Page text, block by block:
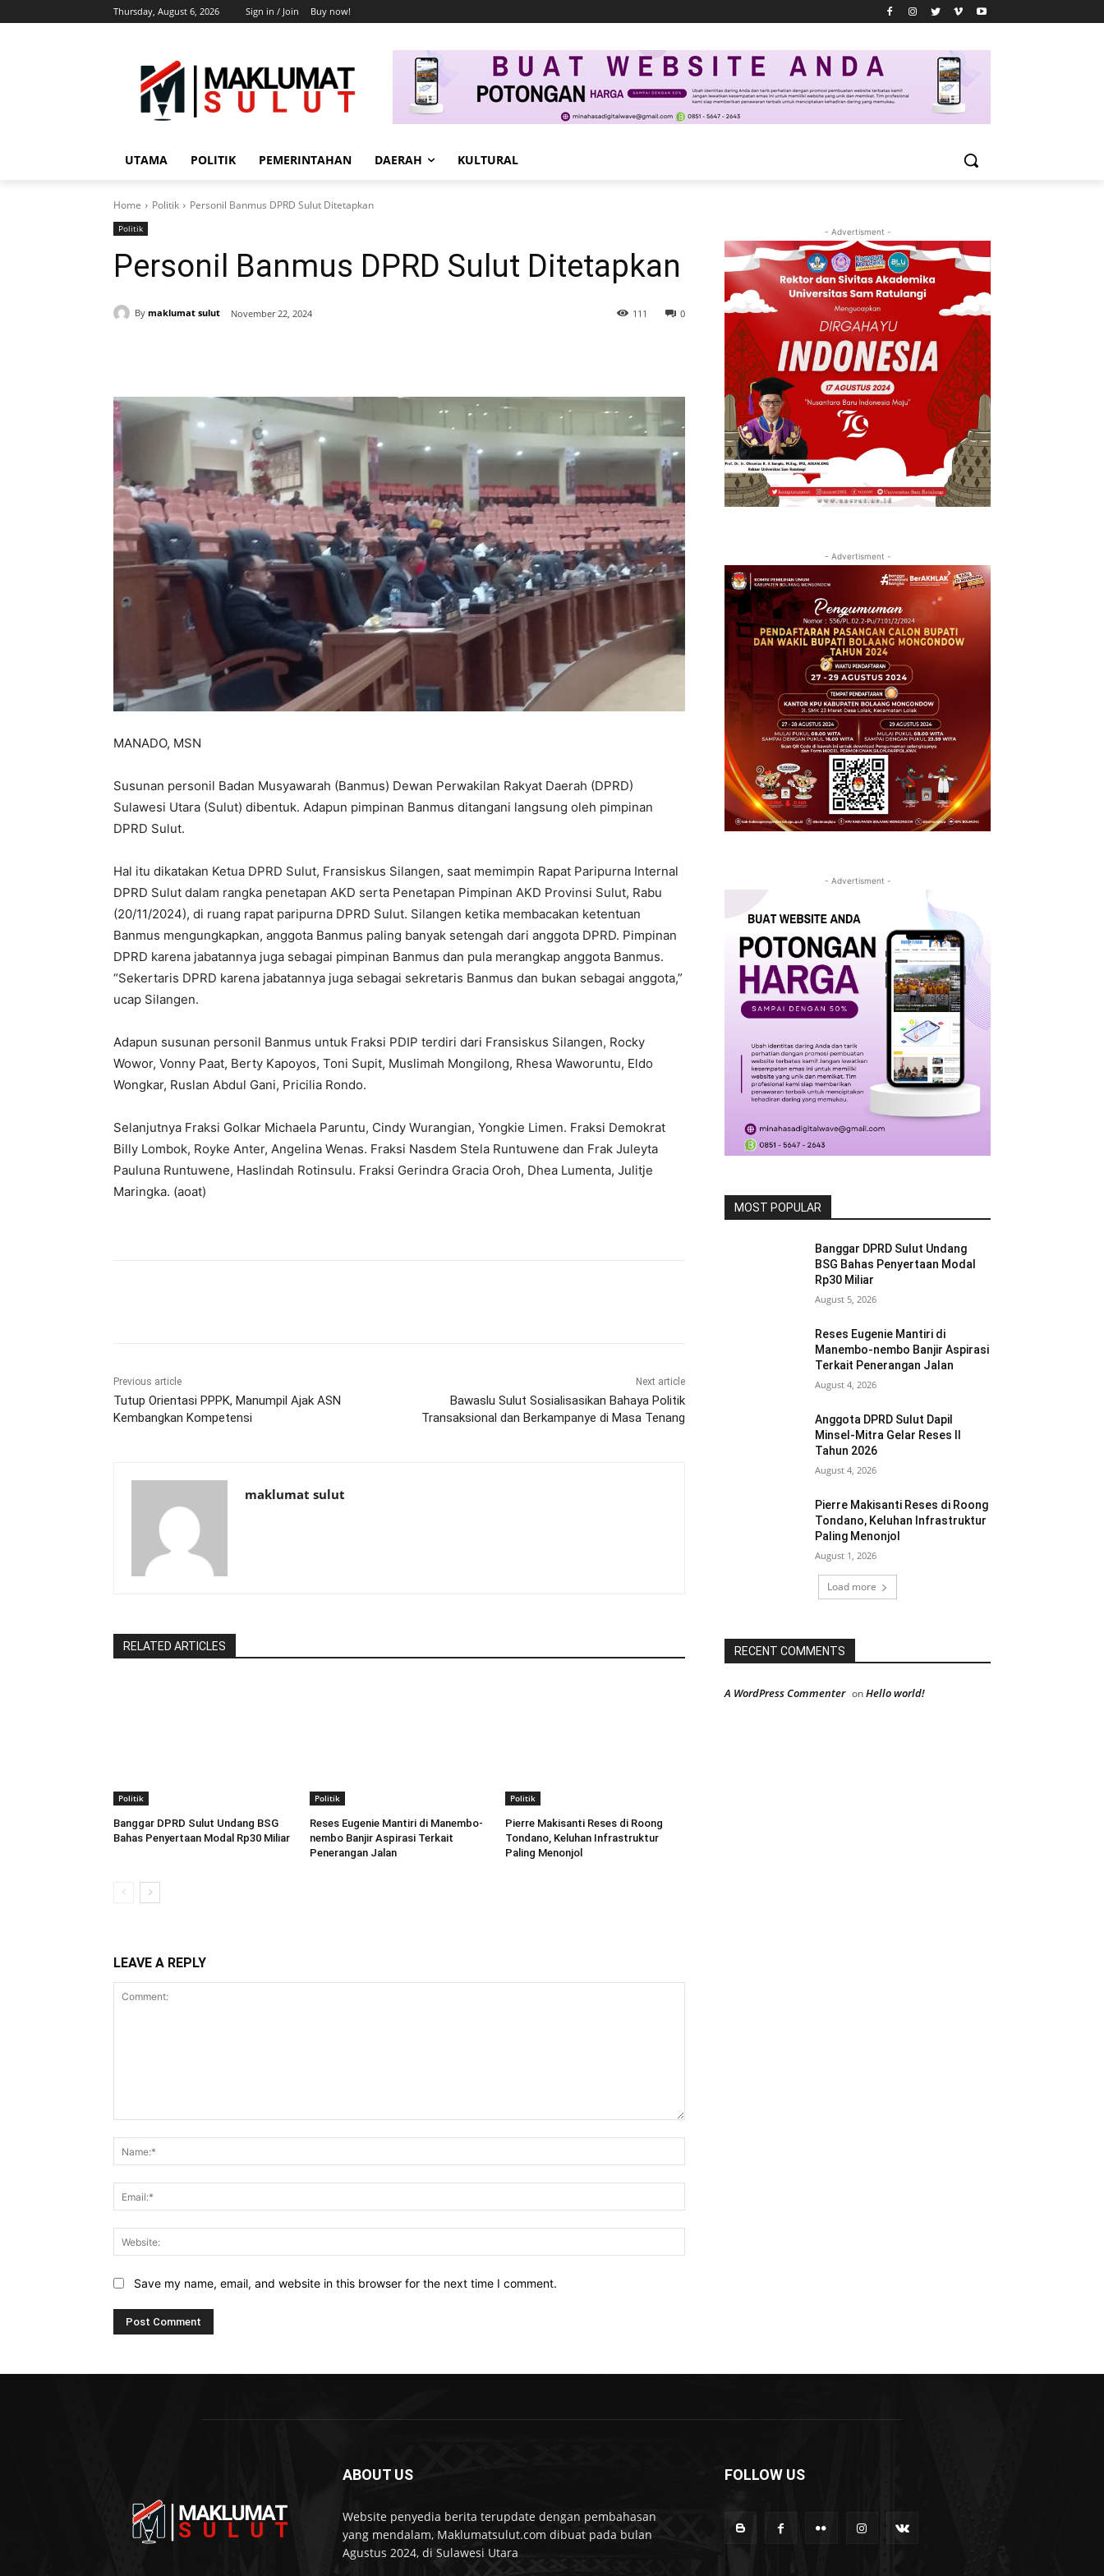
Thursday, August 6, 2026 Sign in / Join Buy now!
UTAMA POLITIK PEMERINTAHAN DAERAH KULTURAL
Home Politik Personil Banmus DPRD Sulut Ditetapkan
Politik
Personil Banmus DPRD Sulut Ditetapkan
By maklumat sulut November 22, 2024 0
111
MANADO, MSN
Susunan personil Badan Musyawarah (Banmus) Dewan Perwakilan Rakyat Daerah (DPRD)
Sulawesi Utara (Sulut) dibentuk. Adapun pimpinan Banmus ditangani langsung oleh pimpinan
DPRD Sulut.
Hal itu dikatakan Ketua DPRD Sulut, Fransiskus Silangen, saat memimpin Rapat Paripurna Internal
DPRD Sulut dalam rangka penetapan AKD serta Penetapan Pimpinan AKD Provinsi Sulut, Rabu
(20/11/2024), di ruang rapat paripurna DPRD Sulut. Silangen ketika membacakan ketentuan
Banmus mengungkapkan, anggota Banmus paling banyak setengah dari anggota DPRD. Pimpinan
DPRD karena jabatannya juga sebagai pimpinan Banmus dan pula merangkap anggota Banmus.
“Sekertaris DPRD karena jabatannya juga sebagai sekretaris Banmus dan bukan sebagai anggota,”
ucap Silangen.
Adapun susunan personil Banmus untuk Fraksi PDIP terdiri dari Fransiskus Silangen, Rocky
Wowor, Vonny Paat, Berty Kapoyos, Toni Supit, Muslimah Mongilong, Rhesa Waworuntu, Eldo
Wongkar, Ruslan Abdul Gani, Pricilia Rondo.
Selanjutnya Fraksi Golkar Michaela Paruntu, Cindy Wurangian, Yongkie Limen. Fraksi Demokrat
Billy Lombok, Royke Anter, Angelina Wenas. Fraksi Nasdem Stela Runtuwene dan Frak Juleyta
Pauluna Runtuwene, Haslindah Rotinsulu. Fraksi Gerindra Gracia Oroh, Dhea Lumenta, Julitje
Maringka. (aoat)
Previous article
Tutup Orientasi PPPK, Manumpil Ajak ASN
Kembangkan Kompetensi
Next article
Bawaslu Sulut Sosialisasikan Bahaya Politik
Transaksional dan Berkampanye di Masa Tenang
maklumat sulut
RELATED ARTICLES
Politik
Banggar DPRD Sulut Undang BSG
Bahas Penyertaan Modal Rp30 Miliar
Politik
Reses Eugenie Mantiri di Manembo-
nembo Banjir Aspirasi Terkait
Penerangan Jalan
Politik
Pierre Makisanti Reses di Roong
Tondano, Keluhan Infrastruktur
Paling Menonjol
LEAVE A REPLY
Save my name, email, and website in this browser for the next time I comment.
- Advertisment -
- Advertisment -
- Advertisment -
MOST POPULAR
Banggar DPRD Sulut Undang
BSG Bahas Penyertaan Modal
Rp30 Miliar
August 5, 2026
Reses Eugenie Mantiri di
Manembo-nembo Banjir Aspirasi
Terkait Penerangan Jalan
August 4, 2026
Anggota DPRD Sulut Dapil
Minsel-Mitra Gelar Reses II
Tahun 2026
August 4, 2026
Pierre Makisanti Reses di Roong
Tondano, Keluhan Infrastruktur
Paling Menonjol
August 1, 2026
Load more
RECENT COMMENTS
A WordPress Commenter onHello world!
ABOUT US
Website penyedia berita terupdate dengan pembahasan
yang mendalam, Maklumatsulut.com dibuat pada bulan
Agustus 2024, di Sulawesi Utara
FOLLOW US